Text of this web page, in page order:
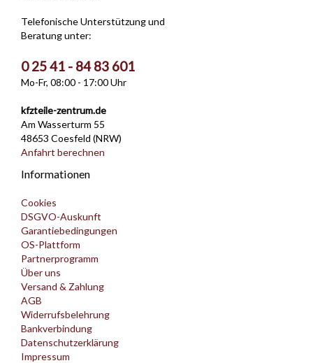
Telefonische Unterstützung und
Beratung unter:
0 25 41 - 84 83 601
Mo-Fr, 08:00 - 17:00 Uhr
kfzteile-zentrum.de
Am Wasserturm 55
48653 Coesfeld (NRW)
Anfahrt berechnen
Informationen
Cookies
DSGVO-Auskunft
Garantiebedingungen
OS-Plattform
Partnerprogramm
Über uns
Versand & Zahlung
AGB
Widerrufsbelehrung
Bankverbindung
Datenschutzerklärung
Impressum